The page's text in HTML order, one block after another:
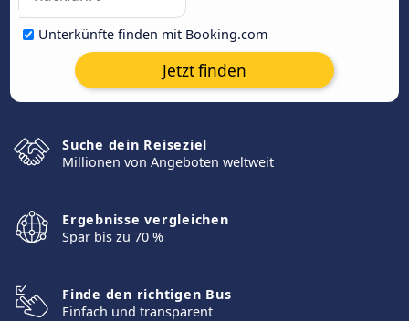
Unterkünfte finden mit Booking.com
Jetzt finden
Suche dein Reiseziel
Millionen von Angeboten weltweit
Ergebnisse vergleichen
Spar bis zu 70 %
Finde den richtigen Bus
Einfach und transparent